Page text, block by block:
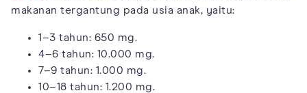
makanan tergantung pada usia anak, yaitu:
1–3 tahun: 650 mg.
4–6 tahun: 10.000 mg.
7–9 tahun: 1.000 mg.
10–18 tahun: 1.200 mg.